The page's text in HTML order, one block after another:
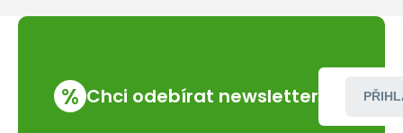
% Chci odebírat newsletter